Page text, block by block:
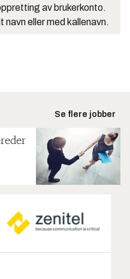
av brukerkonto.
navn eller med kallenavn.
Se flere jobber